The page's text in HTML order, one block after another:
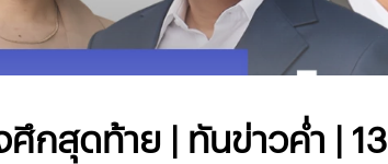
กสุดท้าย | ทันข่าวค่ำ | 13